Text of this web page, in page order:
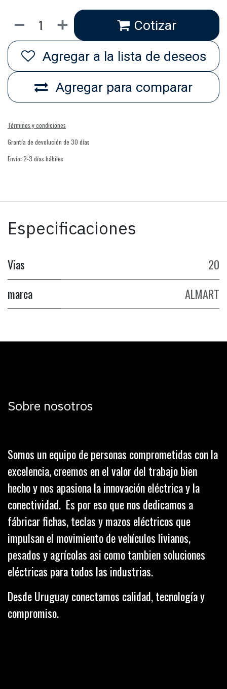
Cotizar
Agregar para comparar
Agregar a la lista de deseos
Términos y condiciones
Grantía de devolución de 30 días
Envío: 2-3 días hábiles
Especificaciones
Vias
20
marca
ALMART
Sobre nosotros
Somos un equipo de personas comprometidas con la
excelencia, creemos en el valor del trabajo bien
hecho y nos apasiona la innovación eléctrica y la
conectividad. Es por eso que nos dedicamos a
fábricar fichas, teclas y mazos eléctricos que
impulsan el movimiento de vehículos livianos,
pesados y agrícolas asi como tambien soluciones
eléctricas para todos las industrias.
Desde Uruguay conectamos calidad, tecnología y
compromiso.